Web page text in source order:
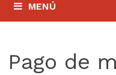
MENÚ
Pago de